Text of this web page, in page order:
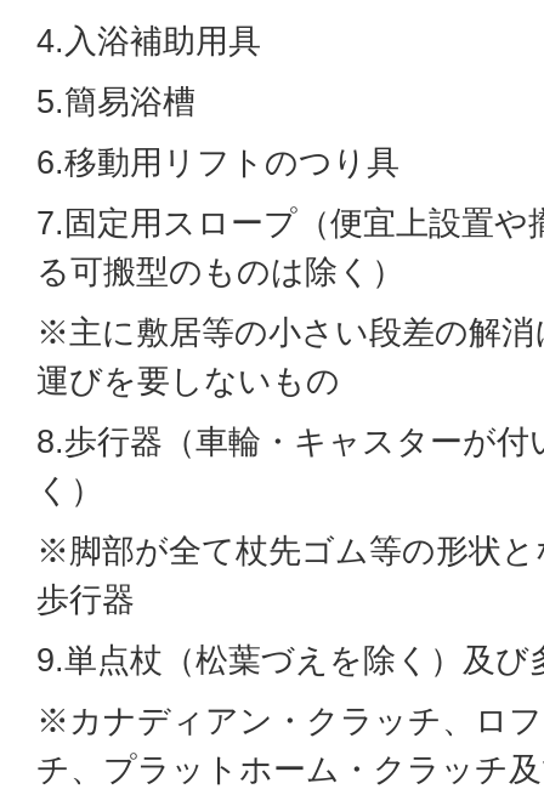
4.入浴補助用具
5.簡易浴槽
6.移動用リフトのつり具
7.固定用スロープ（便宜上設置
る可搬型のものは除く）
※主に敷居等の小さい段差の解
運びを要しないもの
8.歩行器（車輪・キャスターが
く）
※脚部が全て杖先ゴム等の形状
歩行器
9.単点杖（松葉づえを除く）及び
※カナディアン・クラッチ、ロ
チ、プラットホーム・クラッチ